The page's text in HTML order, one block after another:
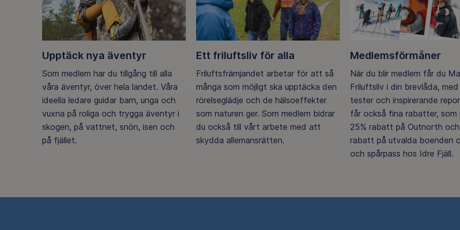
Upptäck nya äventyr
Som medlem har du tillgång till alla
våra äventyr, över hela landet. Våra
ideella ledare guidar barn, unga och
vuxna på roliga och trygga äventyr i
skogen, på vattnet, snön, isen och
på fjället.
Ett friluftsliv för alla
Friluftsfrämjandet arbetar för att så
många som möjligt ska upptäcka den
rörelseglädje och de hälsoeffekter
som naturen ger. Som medlem bidrar
du också till vårt arbete med att
skydda allemansrätten.
Medlemsförmåner
När du blir medlem får du
Friluftsliv i din brevlåda,
tester och inspirerande
får också fina rabatter, som
25% rabatt på Outnorth
rabatt på utvalda boenden
och spårpass hos Idre Fjäll.